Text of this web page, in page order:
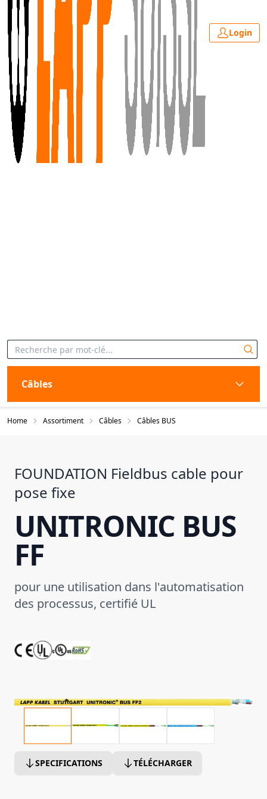
Login
Câbles
Home Assortiment Câbles Câbles BUS
FOUNDATION Fieldbus cable pour
pose fixe
UNITRONIC BUS
FF
pour une utilisation dans l'automatisation
des processus, certifié UL
SPECIFICATIONS TÉLÉCHARGER